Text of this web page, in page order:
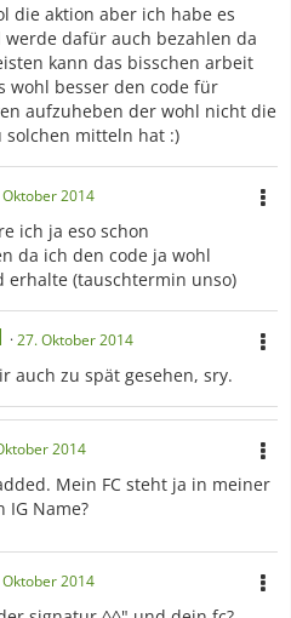
die aktion aber ich habe es
dafür auch bezahlen da
kann das bisschen arbeit
wohl besser den code für
aufzuheben der wohl nicht die
solchen mitteln hat :)
2014
ich ja eso schon
da ich den code ja wohl
erhalte (tauschtermin unso)
27. Oktober 2014
auch zu spät gesehen, sry.
2014
Mein FC steht ja in meiner
IG Name?
2014